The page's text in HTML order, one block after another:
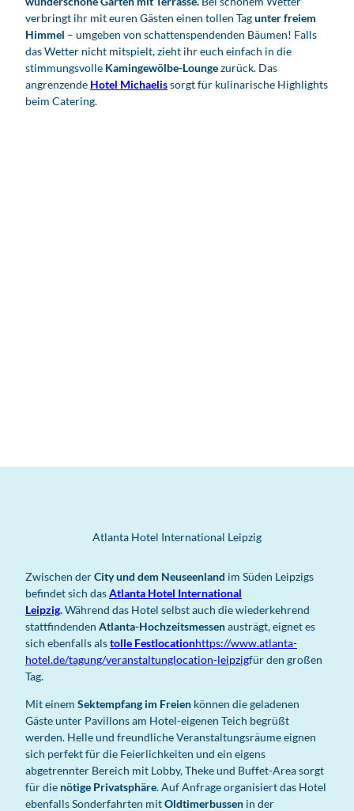
verbringt ihr mit euren Gästen einen tollen Tagunter freiem
Himmel – umgeben von schattenspendenden Bäumen! Falls
das Wetter nicht mitspielt, zieht ihr euch einfach in die
stimmungsvolle Kamingewölbe-Loungezurück. Das
angrenzende Hotel Michaelissorgt für kulinarische Highlights
beim Catering.
Atlanta Hotel International Leipzig
Zwischen derCity und dem Neuseenland im Süden Leipzigs
befindet sich dasAtlanta Hotel International
Leipzig.Während das Hotel selbst auch die wiederkehrend
stattfindenden Atlanta-Hochzeitsmessenausträgt, eignet es
sich ebenfalls alstolle Festlocationhttps://www.atlanta-
hotel.de/tagung/veranstaltunglocation-leipzigfür den großen
Tag.
Mit einem Sektempfang im Freien können die geladenen
Gäste unter Pavillons am Hotel-eigenen Teich begrüßt
werden. Helle und freundliche Veranstaltungsräume eignen
sich perfekt für die Feierlichkeiten und ein eigens
abgetrennter Bereich mit Lobby, Theke und Buffet-Area sorgt
für die nötige Privatsphäre. Auf Anfrage organisiert das Hotel
ebenfalls Sonderfahrten mitOldtimerbussen in der